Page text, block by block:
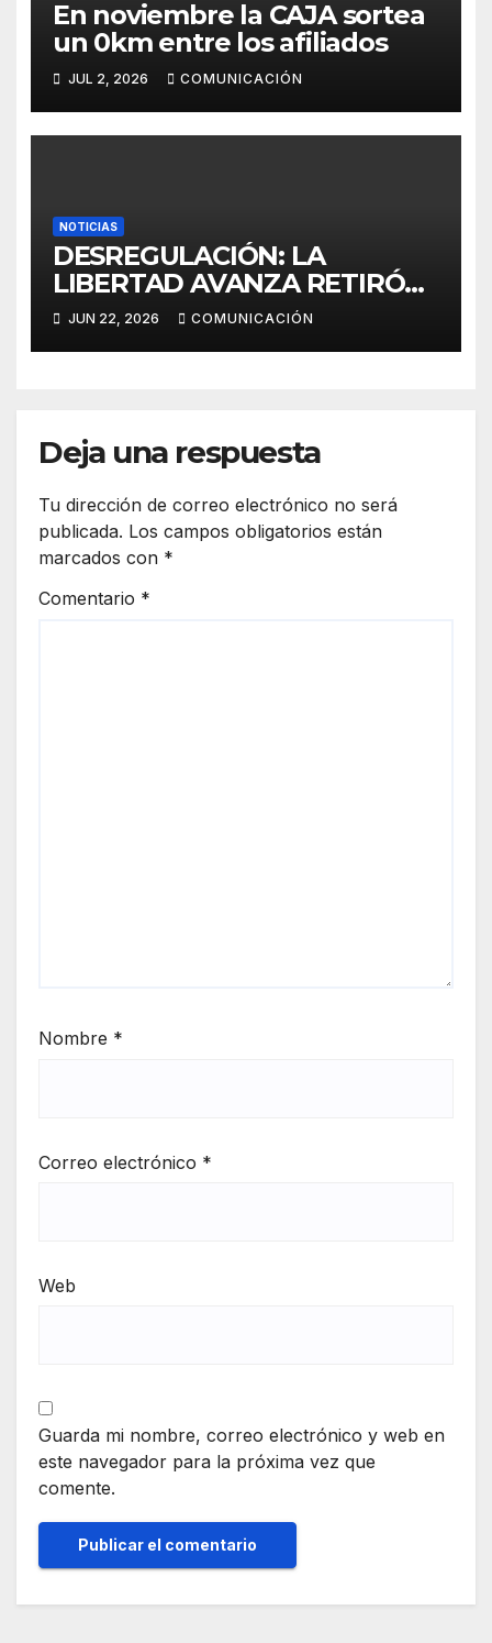
En noviembre la CAJA sortea
un 0km entre los afiliados
JUL 2, 2026 COMUNICACIÓN
NOTICIAS
DESREGULACIÓN: LA
LIBERTAD AVANZA RETIRÓ
EL PROYECTO DE LEY EN
JUN 22, 2026 COMUNICACIÓN
Deja una respuesta
Tu dirección de correo electrónico no será
publicada. Los campos obligatorios están
marcados con *
Comentario *
Nombre *
Correo electrónico *
Web
Guarda mi nombre, correo electrónico y web en
este navegador para la próxima vez que
comente.